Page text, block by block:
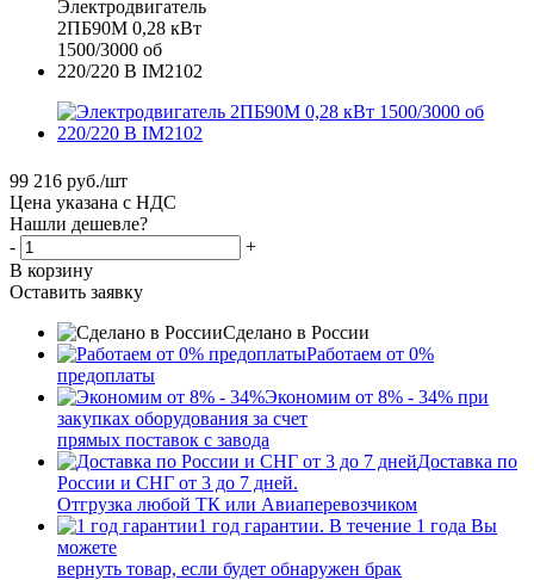
99 216 руб./шт
Цена указана с НДС
Нашли дешевле?
-
+
В корзину
Оставить заявку
Сделано в России
Работаем от 0%
предоплаты
Экономим от 8% - 34% при
закупках оборудования за счет
прямых поставок с завода
Доставка по
России и СНГ от 3 до 7 дней.
Отгрузка любой ТК или Авиаперевозчиком
1 год гарантии. В течение 1 года Вы
можете
вернуть товар, если будет обнаружен брак